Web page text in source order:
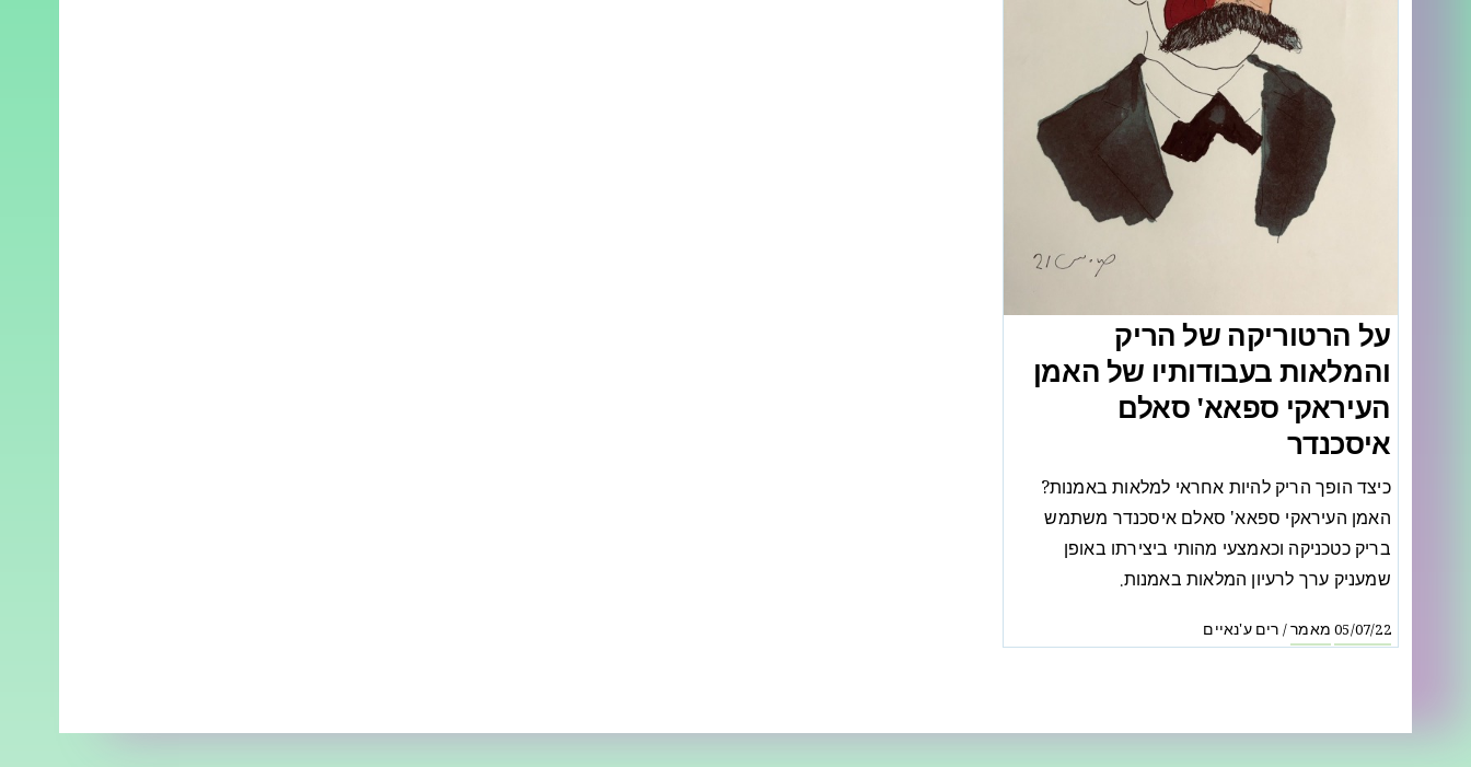
על הרטוריקה של הריק
והמלאות בעבודותיו של האמן
העיראקי ספאא' סאלם
איסכנדר
כיצד הופך הריק להיות אחראי למלאות באמנות?
האמן העיראקי ספאא' סאלם איסכנדר משתמש
בריק כטכניקה וכאמצעי מהותי ביצירתו באופן
שמעניק ערך לרעיון המלאות באמנות.
05/07/22מאמר/רים ע'נאיים